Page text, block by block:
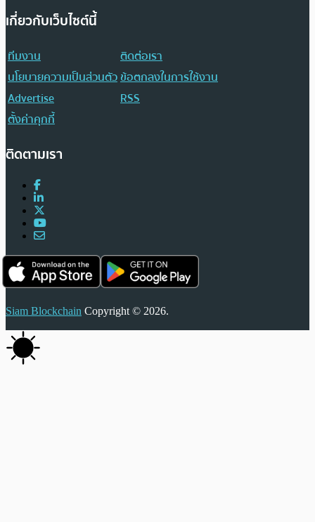
เกี่ยวกับเว็บไซต์นี้
ทีมงาน
ติดต่อเรา
นโยบายความเป็นส่วนตัวข้อตกลงในการใช้งาน
Advertise
RSS
ตั้งค่าคุกกี้
ติดตามเรา
Siam Blockchain Copyright © 2026.